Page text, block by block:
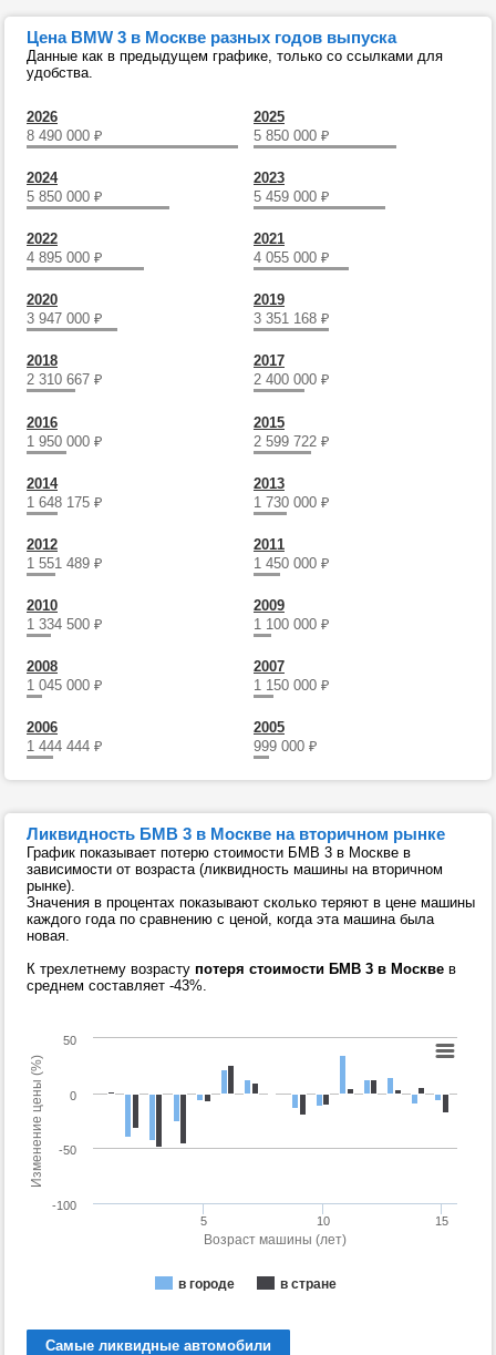
Цена BMW 3 в Москве разных годов выпуска
Данные как в предыдущем графике, только со ссылками для
удобства.
2026
8 490 000 ₽
2025
5 850 000 ₽
2024
5 850 000 ₽
2023
5 459 000 ₽
2022
4 895 000 ₽
2021
4 055 000 ₽
2020
3 947 000 ₽
2019
3 351 168 ₽
2018
2 310 667 ₽
2017
2 400 000 ₽
2016
1 950 000 ₽
2015
2 599 722 ₽
2014
1 648 175 ₽
2013
1 730 000 ₽
2012
1 551 489 ₽
2011
1 450 000 ₽
2010
1 334 500 ₽
2009
1 100 000 ₽
2008
1 045 000 ₽
2007
1 150 000 ₽
2006
1 444 444 ₽
2005
999 000 ₽
Ликвидность БМВ 3 в Москве на вторичном рынке
График показывает потерю стоимости БМВ 3 в Москве в
зависимости от возраста (ликвидность машины на вторичном
рынке).
Значения в процентах показывают сколько теряют в цене машины
каждого года по сравнению с ценой, когда эта машина была
новая.
К трехлетнему возрасту потеря стоимости БМВ 3 в Москве в
среднем составляет -43%.
Возраст машины (лет)
Изменение цены (%)
в городе в стране
5 10 15
-50
0
50
-100
Самые ликвидные автомобили